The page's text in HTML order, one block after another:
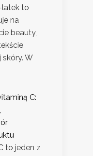
to
na
beauty,
skóry. W
C:
to jeden z